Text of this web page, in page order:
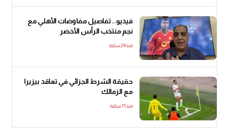
فيديو.. تفاصيل مفاوضات الأهلي مع
نجم منتخب الرأس الأخضر
منذ24 ساعة
حقيقة الشرط الجزائي في تعاقد بيزيرا
مع الزمالك
منذ11 ساعة